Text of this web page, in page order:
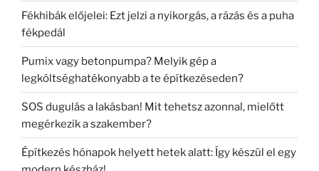
Fékhibák előjelei: Ezt jelzi a nyikorgás, a rázás és a puha
fékpedál
Pumix vagy betonpumpa? Melyik gép a
legköltséghatékonyabb a te építkezéseden?
SOS dugulás a lakásban! Mit tehetsz azonnal, mielőtt
megérkezik a szakember?
Építkezés hónapok helyett hetek alatt: Így készül el egy